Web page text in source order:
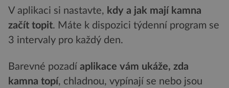
V aplikaci si nastavte, kdy a jak mají kamna
začít topit. Máte k dispozici týdenní program se
3 intervaly pro každý den.
Barevné pozadí aplikace vám ukáže, zda
kamna topí, chladnou, vypínají se nebo jsou